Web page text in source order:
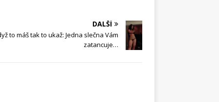
DALŠÍ
to máš tak to ukaž: Jedna slečna Vám
zatancuje…